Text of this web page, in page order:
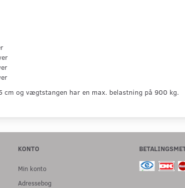
cm og vægtstangen har en max. belastning på 900 kg.
KONTO
Min konto
Adressebog